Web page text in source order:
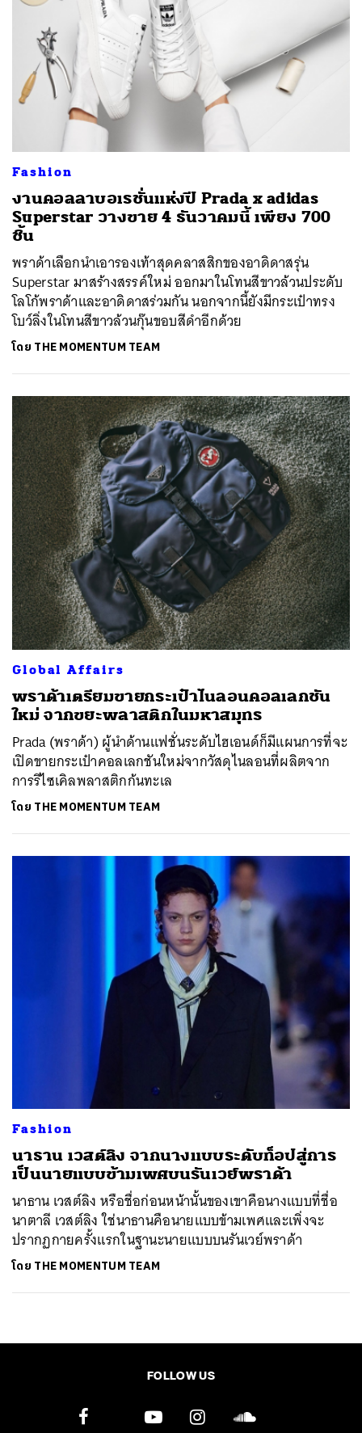
Fashion
งานคอลลาบอเรชั่นแห่งปี Prada x adidas
Superstar วางขาย 4 ธันวาคมนี้ เพียง 700
ชิ้น
พราด้าเลือกนำเอารองเท้าสุดคลาสสิกของอาดิดาสรุ่น
Superstar มาสร้างสรรค์ใหม่ ออกมาในโทนสีขาวล้วนประดับ
โลโก้พราด้าและอาดิดาสร่วมกัน นอกจากนี้ยังมีกระเป๋าทรง
โบว์ลิ่งในโทนสีขาวล้วนกุ๊นขอบสีดำอีกด้วย
โดย THE MOMENTUM TEAM
Global Affairs
พราด้าเตรียมขายกระเป๋าไนลอนคอลเลกชัน
ใหม่ จากขยะพลาสติกในมหาสมุทร
Prada (พราด้า) ผู้นำด้านแฟชั่นระดับไฮเอนด์ก็มีแผนการที่จะ
เปิดขายกระเป๋าคอลเลกชันใหม่จากวัสดุไนลอนที่ผลิตจาก
การรีไซเคิลพลาสติกก้นทะเล
โดย THE MOMENTUM TEAM
Fashion
นาธาน เวสต์ลิง จากนางแบบระดับท็อปสู่การ
เป็นนายแบบข้ามเพศบนรันเวย์พราด้า
นาธาน เวสต์ลิง หรือชื่อก่อนหน้านั้นของเขาคือนางแบบที่ชื่อ
นาตาลี เวสต์ลิง ใช่นาธานคือนายแบบข้ามเพศและเพิ่งจะ
ปรากฏกายครั้งแรกในฐานะนายแบบบนรันเวย์พราด้า
โดย THE MOMENTUM TEAM
FOLLOW US